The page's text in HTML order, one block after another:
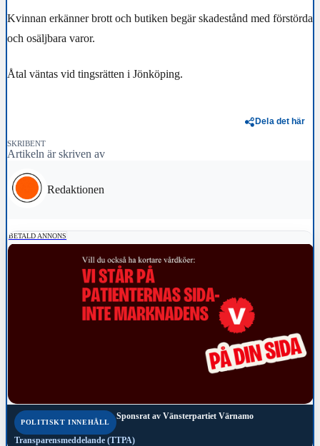
Kvinnan erkänner brott och butiken begär skadestånd med förstörda
och osäljbara varor.
Åtal väntas vid tingsrätten i Jönköping.
Dela det här
SKRIBENT
Artikeln är skriven av
Redaktionen
BETALD ANNONS
POLITISKT INNEHÅLL
Sponsrat av Vänsterpartiet Värnamo
Transparensmeddelande (TTPA)